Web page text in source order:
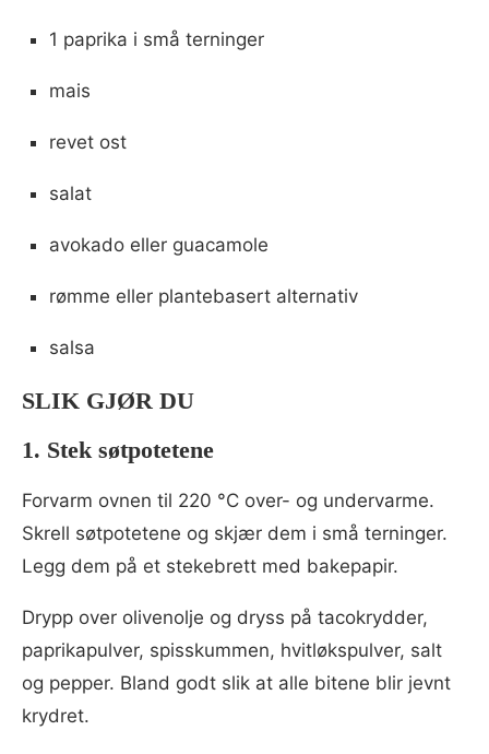
1 paprika i små terninger
mais
revet ost
salat
avokado eller guacamole
rømme eller plantebasert alternativ
salsa
SLIK GJØR DU
1. Stek søtpotetene
Forvarm ovnen til 220 °C over- og undervarme.
Skrell søtpotetene og skjær dem i små terninger.
Legg dem på et stekebrett med bakepapir.
Drypp over olivenolje og dryss på tacokrydder,
paprikapulver, spisskummen, hvitløkspulver, salt
og pepper. Bland godt slik at alle bitene blir jevnt
krydret.